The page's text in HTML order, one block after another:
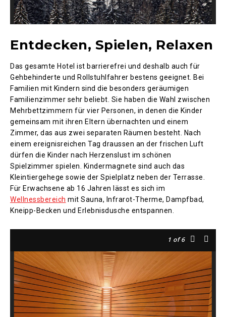
Entdecken, Spielen, Relaxen
Das gesamte Hotel ist barrierefrei und deshalb auch für
Gehbehinderte und Rollstuhlfahrer bestens geeignet. Bei
Familien mit Kindern sind die besonders geräumigen
Familienzimmer sehr beliebt. Sie haben die Wahl zwischen
Mehrbettzimmern für vier Personen, in denen die Kinder
gemeinsam mit ihren Eltern übernachten und einem
Zimmer, das aus zwei separaten Räumen besteht. Nach
einem ereignisreichen Tag draussen an der frischen Luft
dürfen die Kinder nach Herzenslust im schönen
Spielzimmer spielen. Kindermagnete sind auch das
Kleintiergehege sowie der Spielplatz neben der Terrasse.
Für Erwachsene ab 16 Jahren lässt es sich im
Wellnessbereich mit Sauna, Infrarot-Therme, Dampfbad,
Kneipp-Becken und Erlebnisdusche entspannen.
1 of 6